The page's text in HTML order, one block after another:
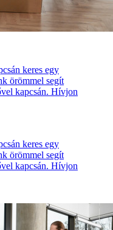
keres egy
örömmel segít
kapcsán. Hívjon
keres egy
örömmel segít
kapcsán. Hívjon